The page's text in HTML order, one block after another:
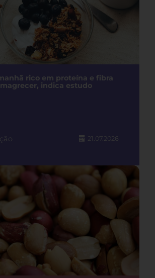
rico em proteína e fibra
indica estudo
21.07.2026